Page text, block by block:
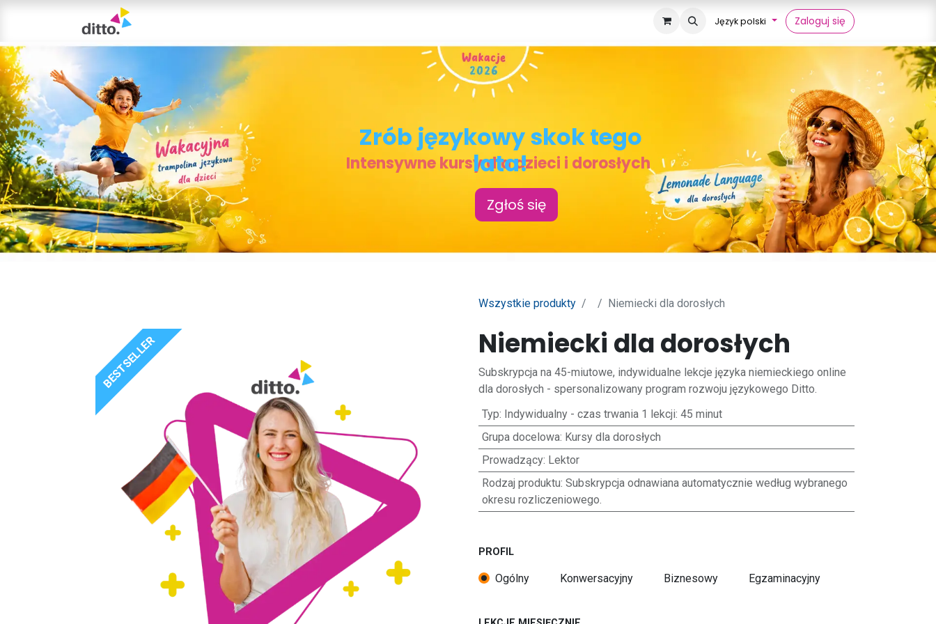
Język polski Zaloguj się
Zgłoś się
Zrób językowy skok tego
lata!
Intensywne kursy dla dzieci i dorosłych
Wszystkie produkty Niemiecki dla dorosłych
BESTSELLER Niemiecki dla dorosłych
Subskrypcja na 45-miutowe, indywidualne lekcje języka niemieckiego online
dla dorosłych - spersonalizowany program rozwoju językowego Ditto.
Typ: Indywidualny - czas trwania 1 lekcji: 45 minut
Grupa docelowa: Kursy dla dorosłych
Prowadzący: Lektor
Rodzaj produktu: Subskrypcja odnawiana automatycznie według wybranego
okresu rozliczeniowego.
PROFIL
Ogólny Konwersacyjny Biznesowy Egzaminacyjny